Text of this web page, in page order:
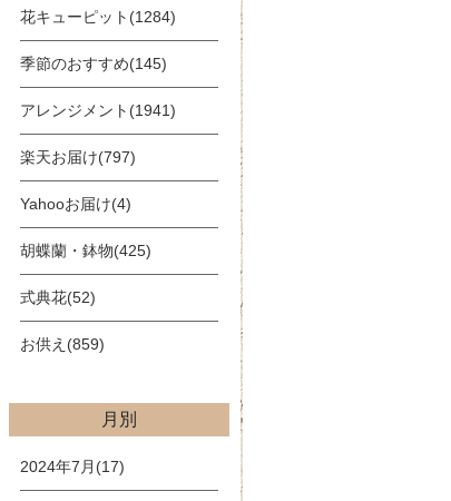
花キューピット(1284)
季節のおすすめ(145)
アレンジメント(1941)
楽天お届け(797)
Yahooお届け(4)
胡蝶蘭・鉢物(425)
式典花(52)
お供え(859)
月別
2024年7月(17)